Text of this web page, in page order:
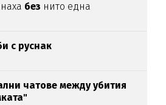
без нито една
с руснак
чатове между убития